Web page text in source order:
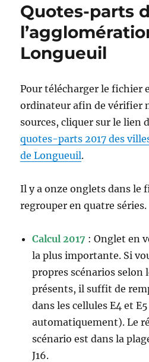
Quotes-parts
Longueuil
Pour télécharger le fichier
ordinateur afin de vérifier
sources, cliquer sur le lien
quotes-parts 2017 des
de Longueuil.
Il y a onze onglets dans le
regrouper en quatre séries.
Calcul 2017 : Onglet en
la plus importante. Si
propres scénarios selon
présents, il suffit de
dans les cellules E4 et
automatiquement). Le
scénario est dans la
J16.